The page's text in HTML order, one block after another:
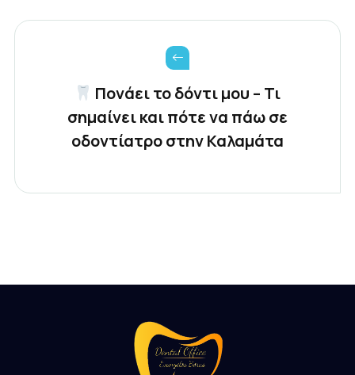
Πονάει το δόντι μου – Τι
σημαίνει και πότε να πάω σε
οδοντίατρο στην Καλαμάτα